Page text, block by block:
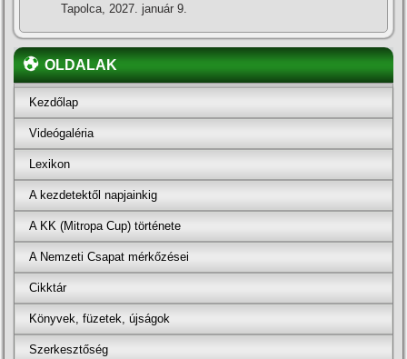
Tapolca, 2027. január 9.
OLDALAK
Kezdőlap
Videógaléria
Lexikon
A kezdetektől napjainkig
A KK (Mitropa Cup) története
A Nemzeti Csapat mérkőzései
Cikktár
Könyvek, füzetek, újságok
Szerkesztőség